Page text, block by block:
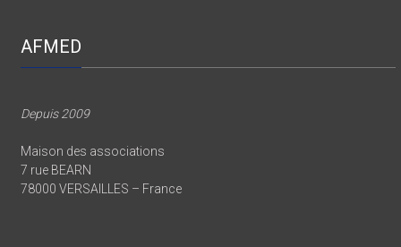
AFMED
Depuis 2009
Maison des associations
7 rue BEARN
78000 VERSAILLES – France